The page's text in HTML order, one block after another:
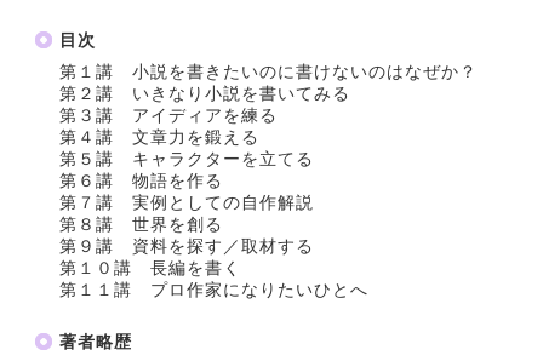
目次
第１講 小説を書きたいのに書けないのはなぜか？
第２講 いきなり小説を書いてみる
第３講 アイディアを練る
第４講 文章力を鍛える
第５講 キャラクターを立てる
第６講 物語を作る
第７講 実例としての自作解説
第８講 世界を創る
第９講 資料を探す／取材する
第１０講 長編を書く
第１１講 プロ作家になりたいひとへ
著者略歴